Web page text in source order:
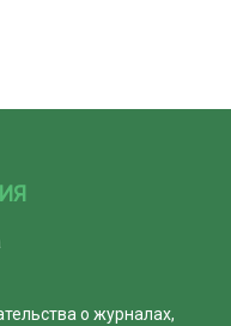
о журналах,